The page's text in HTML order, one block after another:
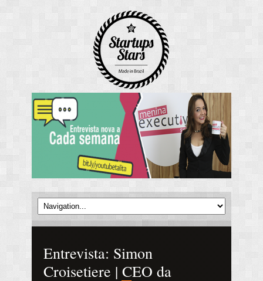
Entrevista: Simon
Croisetiere | CEO da